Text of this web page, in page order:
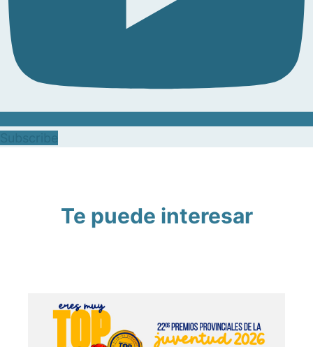
Te puede interesar